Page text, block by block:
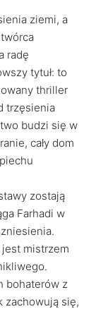
ziemi, a
radę
tytuł: to
thriller
trzęsienia
budzi się w
cały dom
zostają
Farhadi w
jest mistrzem
bohaterów z
zachowują się,